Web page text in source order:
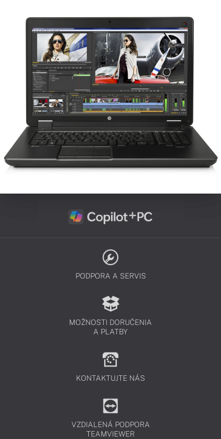
PODPORA A SERVIS
MOŽNOSTI DORUČENIA
A PLATBY
KONTAKTUJTE NÁS
VZDIALENÁ PODPORA
TEAMVIEWER